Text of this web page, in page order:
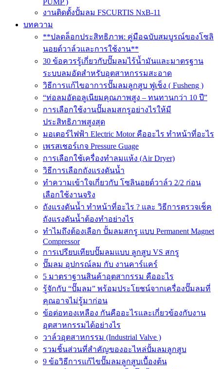
PUMP )
งานติดตั้งปั้มลม FSCURTIS NxB-11
บทความ
**ปลดล็อกประสิทธิภาพ: คู่มือฉบับสมบูรณ์ของโซลิ
นอยด์วาล์วและการใช้งาน**
30 ข้อควรรู้เกี่ยวกับปั๊มลมไร้น้ำมันและมาตรฐาน
ระบบลมอัดสำหรับอุตสาหกรรมสะอาด
วิธีการแก้ไขอาการปั๊มลมลูกสูบ ฟูเช็ง ( Fusheng )
“ท่อลมอัดอลูเนียมคุณภาพสูง – ทนทานกว่า 10 ปี”
การเลือกใช้งานปั๊มลมสกรูอย่างไรให้มี
ประสิทธิภาพสูงสุด
มอเตอร์ไฟฟ้า Electric Motor คืออะไร ทำหน้าที่อะไร
เพรสเชอร์เกจ Pressure Guage
การเลือกใช้เครื่องทำลมแห้ง (Air Dryer)
วิธีการเลือกถังแรงดันน้ำ
ทำความเข้าใจเกี่ยวกับ โซลินอยด์วาล์ว 2/2 ก่อน
เลือกใช้งานจริง
ถังแรงดันน้ำ ทำหน้าที่อะไร ? และ วิธีการตรวจเช็ค
ถังแรงดันน้ำต้องทำอย่างไร
ทำไมถึงต้องเลือก ปั้มลมสกรู แบบ Permanent Magnet
Compressor
การเปรียบเทียบปั๊มลมแบบ ลูกสูบ VS สกรู
ปั๊มลม อุปกรณ์ลม กับ งานคาร์แคร์
5 มาตราฐานสินค้าอุตสากรรม คืออะไร
รู้จักกับ “ปั๊มลม” พร้อมประโยชน์จากเครื่องปั๊มลมที่
คุณอาจไม่รู้มาก่อน
ข้อต่อทองเหลือง กันคืออะไรและเกี่ยวข้องกับงาน
อุตสาหกรรมได้อย่างไร
วาล์วอุตสาหกรรม (Industrial Valve )
รวมชิ้นส่วนที่สำคัญของอะไหล่ปั้มลมลูกสูบ
9 ข้อวิธีการแก้ไขปั๊มลมลูกสูบเบื้องต้น